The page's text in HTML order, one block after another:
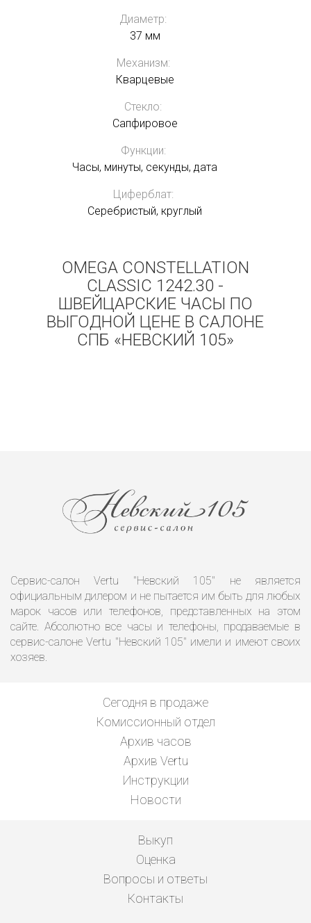
Диаметр:
37 мм
Механизм:
Кварцевые
Стекло:
Сапфировое
Функции:
Часы, минуты, секунды, дата
Циферблат:
Серебристый, круглый
OMEGA CONSTELLATION
CLASSIC 1242.30 -
ШВЕЙЦАРСКИЕ ЧАСЫ ПО
ВЫГОДНОЙ ЦЕНЕ В САЛОНЕ
СПБ «НЕВСКИЙ 105»
Сервис-салон Vertu "Невский 105" не является
официальным дилером и не пытается им быть для любых
марок часов или телефонов, представленных на этом
сайте. Абсолютно все часы и телефоны, продаваемые в
сервис-салоне Vertu "Невский 105" имели и имеют своих
хозяев.
Сегодня в продаже
Комиссионный отдел
Архив часов
Архив Vertu
Инструкции
Новости
Выкуп
Оценка
Вопросы и ответы
Контакты